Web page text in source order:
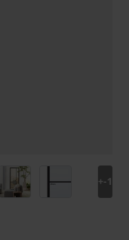
image
View larger image
+-1